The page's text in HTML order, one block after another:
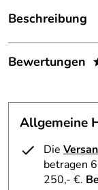
Beschreibung
Holmenkol
der auch im
sehr kalter,
Vergleich zu
Biologisch
lassen, mit
die Skipiste.
Bewertungen
Allgemeine
Die
betragen
250,- €.